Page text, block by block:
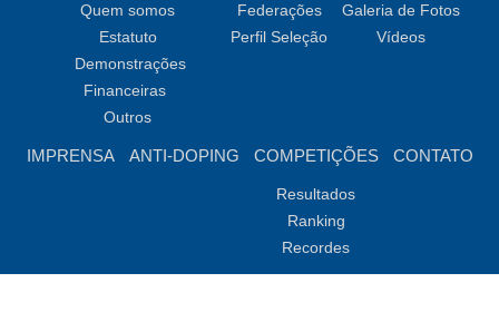
Quem somos
Estatuto
Demonstrações
Financeiras
Outros
Federações
Perfil Seleção
Galeria de Fotos
Vídeos
IMPRENSA ANTI-DOPING COMPETIÇÕES
Resultados
Ranking
Recordes
CONTATO